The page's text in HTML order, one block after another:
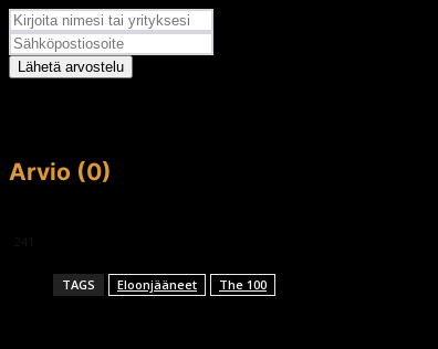
Lähetä arvostelu
Arvio (0)
TAGS Eloonjääneet The 100